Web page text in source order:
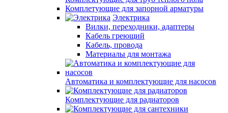
Комплетующие для запорной арматуры
Электрика
Вилки, переходники, адаптеры
Кабель греющий
Кабель, провода
Материалы для монтажа
Автоматика и комплектующие для насосов
Комплектующие для радиаторов